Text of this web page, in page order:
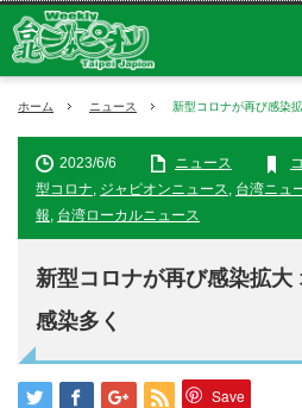
ホーム ニュース 新型コロナが再び感染
2023/6/6 ニュース
型コロナ, ジャピオンニュース, 台湾ニュ
報, 台湾ローカルニュース
新型コロナが再び感染拡大
感染多く
Save